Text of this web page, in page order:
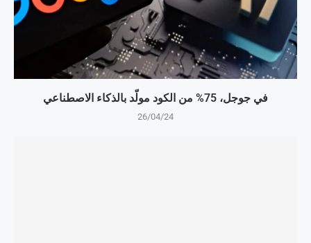
في جوجل، 75% من الكود مولّد بالذكاء الاصطناعي
26/04/24